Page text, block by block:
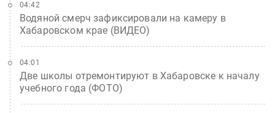
Водяной смерч зафиксировали на камеру в
Хабаровском крае (ВИДЕО)
04:42
Две школы отремонтируют в Хабаровске к началу
учебного года (ФОТО)
04:01